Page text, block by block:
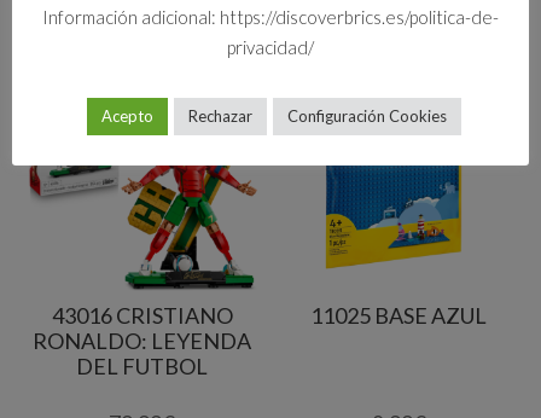
Productos relacionados
43016 CRISTIANO
RONALDO: LEYENDA
DEL FUTBOL
11025 BASE AZUL
Información adicional: https://discoverbrics.es/politica-de-
privacidad/
Acepto Rechazar Configuración Cookies